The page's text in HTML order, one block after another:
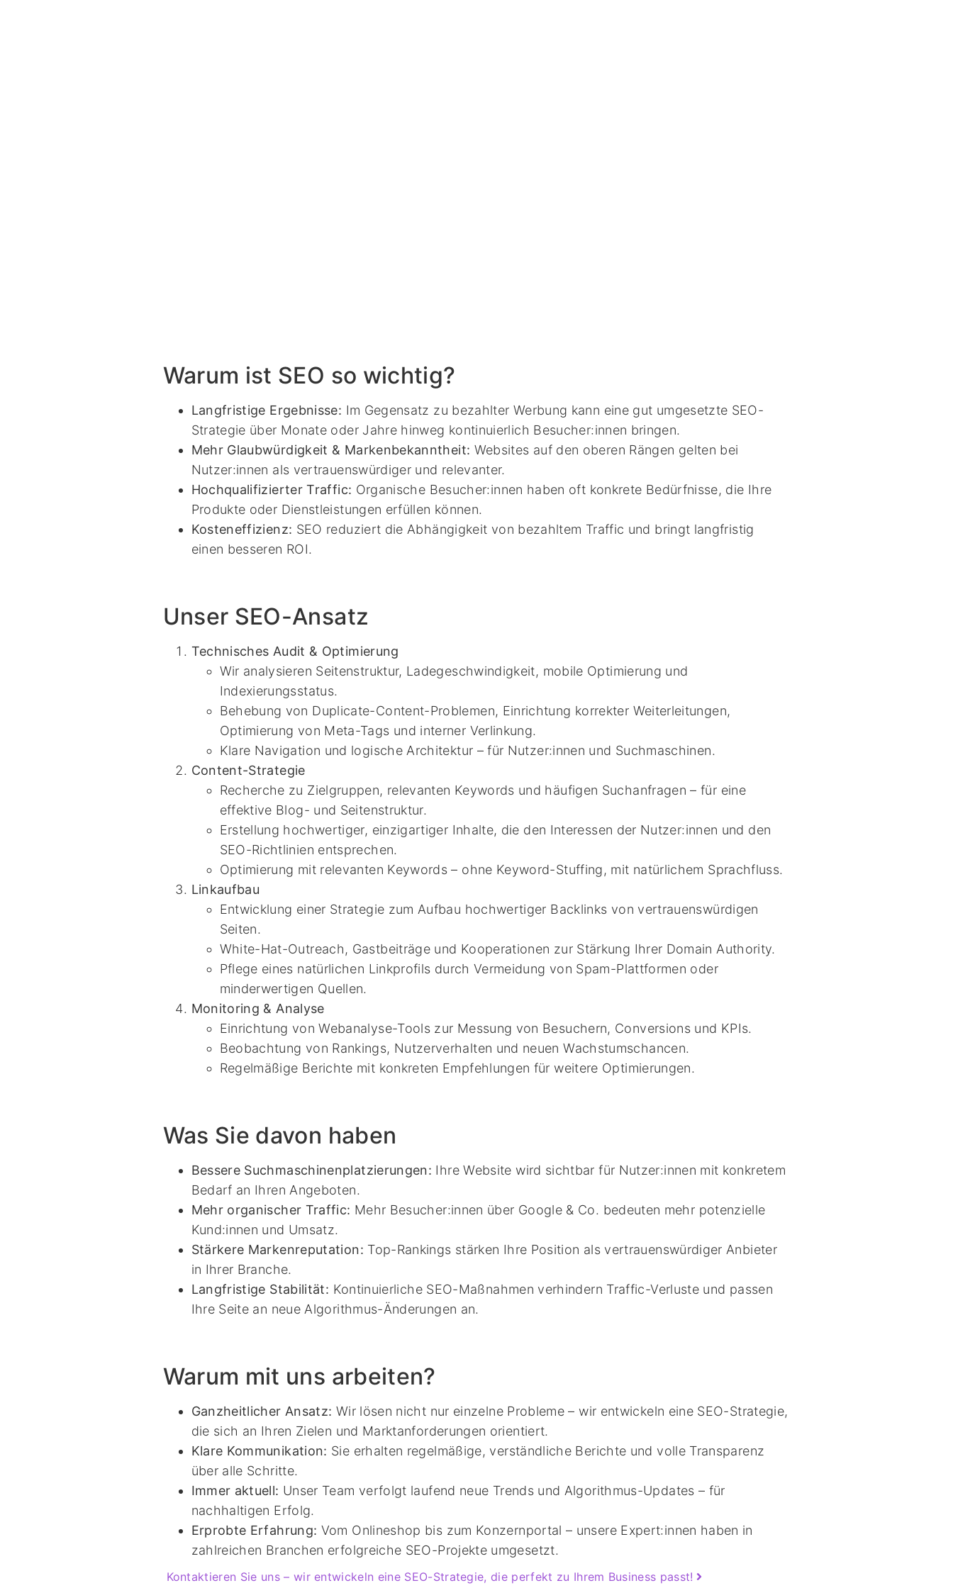
Warum ist SEO so wichtig?
Langfristige Ergebnisse: Im Gegensatz zu bezahlter Werbung kann eine gut umgesetzte SEO-
Strategie über Monate oder Jahre hinweg kontinuierlich Besucher:innen bringen.
Mehr Glaubwürdigkeit & Markenbekanntheit: Websites auf den oberen Rängen gelten bei
Nutzer:innen als vertrauenswürdiger und relevanter.
Hochqualifizierter Traffic: Organische Besucher:innen haben oft konkrete Bedürfnisse, die Ihre
Produkte oder Dienstleistungen erfüllen können.
Kosteneffizienz: SEO reduziert die Abhängigkeit von bezahltem Traffic und bringt langfristig
einen besseren ROI.
Unser SEO-Ansatz
Technisches Audit & Optimierung
Wir analysieren Seitenstruktur, Ladegeschwindigkeit, mobile Optimierung und
Indexierungsstatus.
Behebung von Duplicate-Content-Problemen, Einrichtung korrekter Weiterleitungen,
Optimierung von Meta-Tags und interner Verlinkung.
Klare Navigation und logische Architektur – für Nutzer:innen und Suchmaschinen.
Content-Strategie
Recherche zu Zielgruppen, relevanten Keywords und häufigen Suchanfragen – für eine
effektive Blog- und Seitenstruktur.
Erstellung hochwertiger, einzigartiger Inhalte, die den Interessen der Nutzer:innen und den
SEO-Richtlinien entsprechen.
Optimierung mit relevanten Keywords – ohne Keyword-Stuffing, mit natürlichem Sprachfluss.
Linkaufbau
Entwicklung einer Strategie zum Aufbau hochwertiger Backlinks von vertrauenswürdigen
Seiten.
White-Hat-Outreach, Gastbeiträge und Kooperationen zur Stärkung Ihrer Domain Authority.
Pflege eines natürlichen Linkprofils durch Vermeidung von Spam-Plattformen oder
minderwertigen Quellen.
Monitoring & Analyse
Einrichtung von Webanalyse-Tools zur Messung von Besuchern, Conversions und KPIs.
Beobachtung von Rankings, Nutzerverhalten und neuen Wachstumschancen.
Regelmäßige Berichte mit konkreten Empfehlungen für weitere Optimierungen.
Was Sie davon haben
Bessere Suchmaschinenplatzierungen: Ihre Website wird sichtbar für Nutzer:innen mit konkretem
Bedarf an Ihren Angeboten.
Mehr organischer Traffic: Mehr Besucher:innen über Google & Co. bedeuten mehr potenzielle
Kund:innen und Umsatz.
Stärkere Markenreputation: Top-Rankings stärken Ihre Position als vertrauenswürdiger Anbieter
in Ihrer Branche.
Langfristige Stabilität: Kontinuierliche SEO-Maßnahmen verhindern Traffic-Verluste und passen
Ihre Seite an neue Algorithmus-Änderungen an.
Warum mit uns arbeiten?
Ganzheitlicher Ansatz: Wir lösen nicht nur einzelne Probleme – wir entwickeln eine SEO-Strategie,
die sich an Ihren Zielen und Marktanforderungen orientiert.
Klare Kommunikation: Sie erhalten regelmäßige, verständliche Berichte und volle Transparenz
über alle Schritte.
Immer aktuell: Unser Team verfolgt laufend neue Trends und Algorithmus-Updates – für
nachhaltigen Erfolg.
Erprobte Erfahrung: Vom Onlineshop bis zum Konzernportal – unsere Expert:innen haben in
zahlreichen Branchen erfolgreiche SEO-Projekte umgesetzt.
Kontaktieren Sie uns – wir entwickeln eine SEO-Strategie, die perfekt zu Ihrem Business passt!